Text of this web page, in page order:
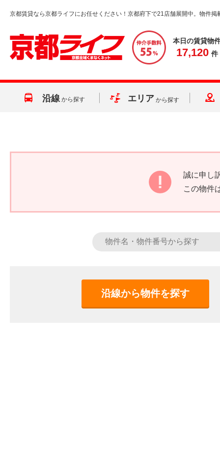
京都賃貸なら京都ライフにお任せください！京都府下で21店舗展開中。物件掲
本日の賃貸物
17,120 件
沿線 から探す エリア から探す
誠に申し
この物件
沿線から物件を探す